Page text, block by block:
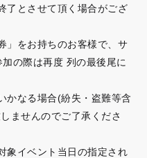
了とさせて頂く場合がござ
」をお持ちのお客様で、サ
の際は再度 列の最後尾に
かなる場合(紛失・盗難等含
ませんのでご了承くださ
象イベント当日の指定され